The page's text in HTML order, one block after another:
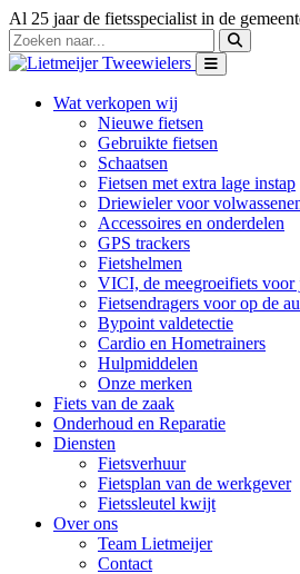
Al 25 jaar de fietsspecialist in de
Wat verkopen wij
Nieuwe fietsen
Gebruikte fietsen
Schaatsen
Fietsen met extra lage instap
Driewieler voor
Accessoires en onderdelen
GPS trackers
Fietshelmen
VICI, de meegroeifiets voor
Fietsendragers voor op de
Bypoint valdetectie
Cardio en Hometrainers
Hulpmiddelen
Onze merken
Fiets van de zaak
Onderhoud en Reparatie
Diensten
Fietsverhuur
Fietsplan van de werkgever
Fietssleutel kwijt
Over ons
Team Lietmeijer
Contact